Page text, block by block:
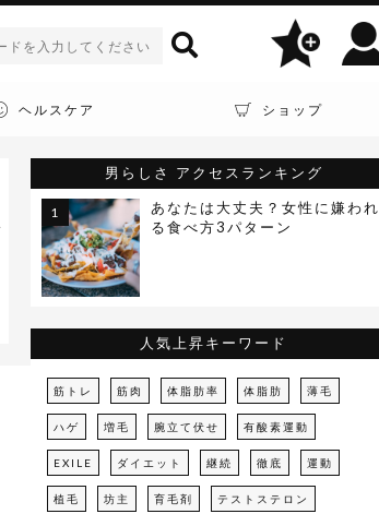
ヘルスケア ショップ
男らしさ
アクセスランキング
あなたは大丈夫？女性に嫌われ
る食べ方3パターン
人気上昇キーワード
筋トレ 筋肉 体脂肪率 体脂肪 薄毛
ハゲ 増毛 腕立て伏せ 有酸素運動
EXILE ダイエット 継続 徹底 運動
植毛 坊主 育毛剤 テストステロン